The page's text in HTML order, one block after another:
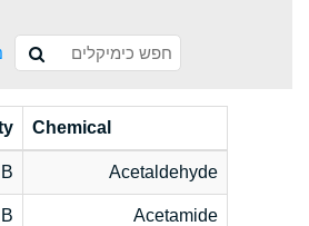
Chemical
Acetaldehyde
B
Acetamide
B